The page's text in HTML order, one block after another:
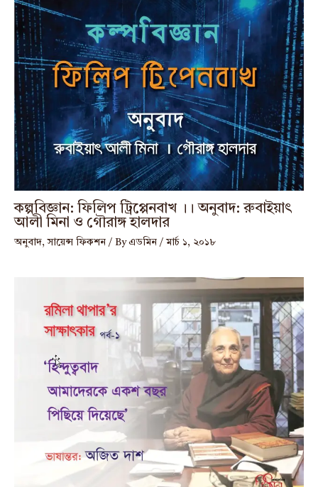
কল্পবিজ্ঞান: ফিলিপ ট্রিপ্পেনবাখ ।। অনুবাদ: রুবাইয়াৎ
আলী মিনা ও গৌরাঙ্গ হালদার
অনুবাদ,সায়েন্স ফিকশন / Byএডমিন /মার্চ ১, ২০১৮